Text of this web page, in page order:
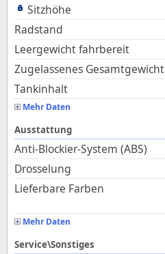
Sitzhöhe
Radstand
Leergewicht fahrbereit
Zugelassenes Gesamtgewicht
Tankinhalt
Mehr Daten
Ausstattung
Anti-Blockier-System (ABS)
Drosselung
Lieferbare Farben
Mehr Daten
Service\Sonstiges